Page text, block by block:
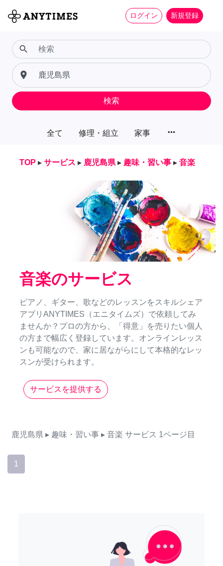
ログイン 新規登録
全て 修理・組立 家事 more_horiz
search
place
検索
TOP ▸ サービス ▸ 鹿児島県 ▸ 趣味・習い事 ▸ 音楽
音楽のサービス
ピアノ、ギター、歌などのレッスンをスキルシェア
アプリANYTIMES（エニタイムズ）で依頼してみ
ませんか？プロの方から、「得意」を売りたい個人
の方まで幅広く登録しています。オンラインレッス
ンも可能なので、家に居ながらにして本格的なレッ
スンが受けられます。
サービスを提供する
鹿児島県 ▸ 趣味・習い事 ▸ 音楽 サービス 1ページ目
1